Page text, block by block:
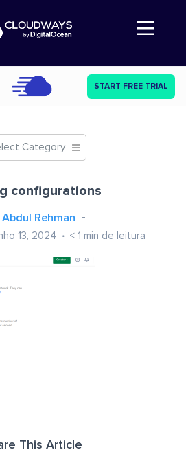
Abre a navegação
START FREE TRIAL
Category
configurations
Abdul Rehman
13, 2024 < 1 min de leitura
This Article